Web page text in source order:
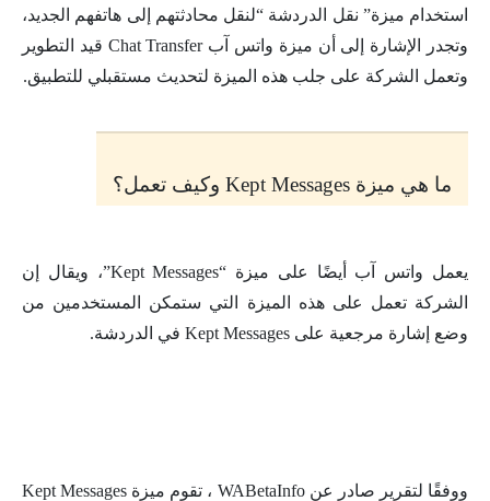
استخدام ميزة” نقل الدردشة “لنقل محادثتهم إلى هاتفهم الجديد،
وتجدر الإشارة إلى أن ميزة واتس آب Chat Transfer قيد التطوير
وتعمل الشركة على جلب هذه الميزة لتحديث مستقبلي للتطبيق.
ما هي ميزة Kept Messages وكيف تعمل؟
يعمل واتس آب أيضًا على ميزة “Kept Messages”، ويقال إن
الشركة تعمل على هذه الميزة التي ستمكن المستخدمين من
وضع إشارة مرجعية على Kept Messages في الدردشة.
ووفقًا لتقرير صادر عن WABetaInfo ، تقوم ميزة Kept Messages